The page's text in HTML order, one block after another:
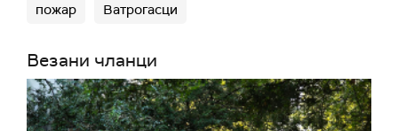
пожар Ватрогасци
Везани чланци